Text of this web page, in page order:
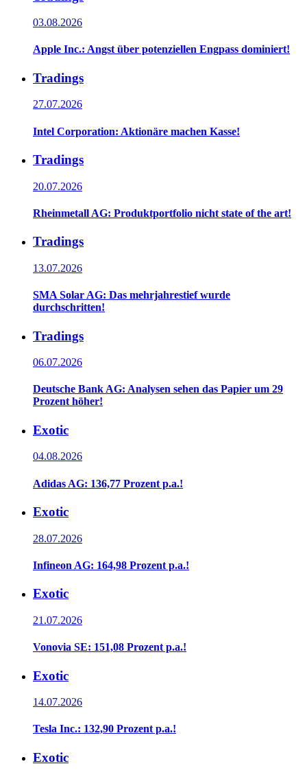
03.08.2026
Apple Inc.: Angst über potenziellen Engpass dominiert!
Tradings
27.07.2026
Intel Corporation: Aktionäre machen Kasse!
Tradings
20.07.2026
Rheinmetall AG: Produktportfolio nicht state of the art!
Tradings
13.07.2026
SMA Solar AG: Das mehrjahrestief wurde
durchschritten!
Tradings
06.07.2026
Deutsche Bank AG: Analysen sehen das Papier um 29
Prozent höher!
Exotic
04.08.2026
Adidas AG: 136,77 Prozent p.a.!
Exotic
28.07.2026
Infineon AG: 164,98 Prozent p.a.!
Exotic
21.07.2026
Vonovia SE: 151,08 Prozent p.a.!
Exotic
14.07.2026
Tesla Inc.: 132,90 Prozent p.a.!
Exotic